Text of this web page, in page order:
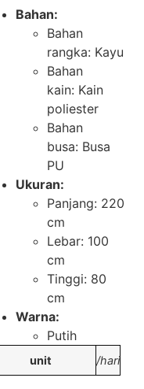
Bahan:
Bahan
rangka: Kayu
Bahan
kain: Kain
poliester
Bahan
busa: Busa
PU
Ukuran:
Panjang: 220
cm
Lebar: 100
cm
Tinggi: 80
cm
Warna:
Putih
unit /hari